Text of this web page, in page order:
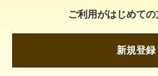
ご利用がはじめての
新規登録